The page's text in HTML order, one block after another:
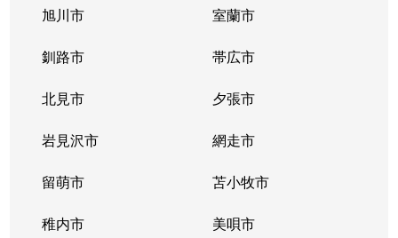
旭川市 室蘭市
釧路市 帯広市
北見市 夕張市
岩見沢市 網走市
留萌市 苫小牧市
稚内市 美唄市